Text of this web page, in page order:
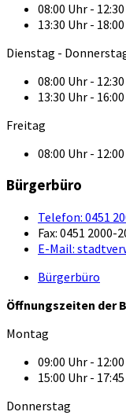
08:00 Uhr -
13:30 Uhr -
Dienstag -
08:00 Uhr -
13:30 Uhr -
Freitag
08:00 Uhr -
Bürgerbüro
Telefon: 0451
Fax: 0451 2000-
E-Mail:
Bürgerbüro
Öffnungszeiten der
Montag
09:00 Uhr -
15:00 Uhr -
Donnerstag